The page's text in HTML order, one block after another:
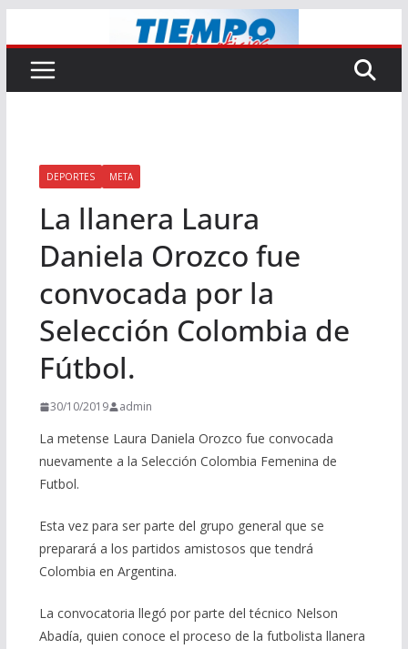
al
contenido
DEPORTES META
La llanera Laura
Daniela Orozco fue
convocada por la
Selección Colombia de
Fútbol.
30/10/2019 admin
La metense Laura Daniela Orozco fue convocada
nuevamente a la Selección Colombia Femenina de
Futbol.
Esta vez para ser parte del grupo general que se
preparará a los partidos amistosos que tendrá
Colombia en Argentina.
La convocatoria llegó por parte del técnico Nelson
Abadía, quien conoce el proceso de la futbolista llanera